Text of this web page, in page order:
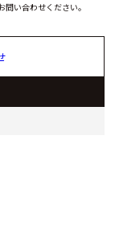
の配慮が行き届
い合わせください。